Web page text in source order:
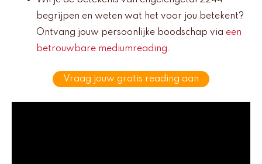
begrijpen en weten wat het voor jou betekent?
Ontvang jouw persoonlijke boodschap via een
betrouwbare mediumreading.
Vraag jouw gratis reading aan